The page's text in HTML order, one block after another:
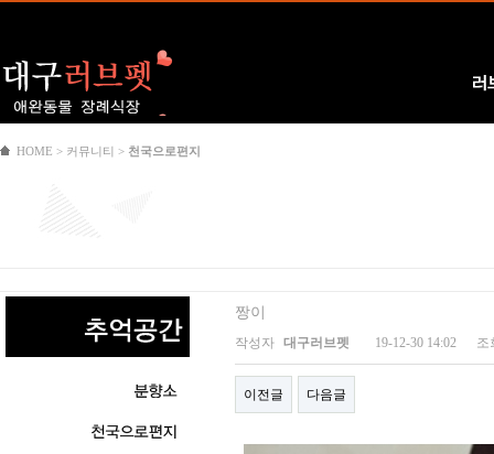
Logo
러
HOME > 커뮤니티 > 천국으로편지
짱이
작성자 대구러브펫 19-12-30 14:02 조
이전글 다음글